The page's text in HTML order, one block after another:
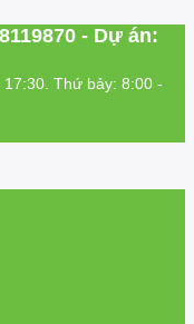
- Dự án:
Thứ bảy: 8:00 -